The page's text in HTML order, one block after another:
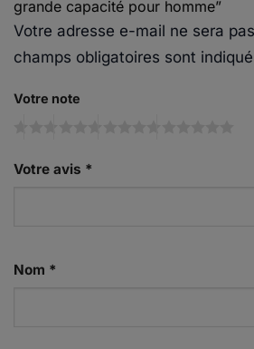
grande capacité pour homme”
Votre adresse e-mail ne sera
champs obligatoires sont
Votre note
Votre avis *
Nom *